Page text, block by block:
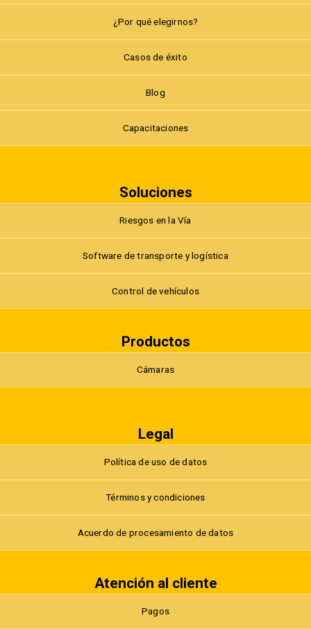
¿Por qué elegirnos?
Casos de éxito
Blog
Capacitaciones
Soluciones
Riesgos en la Vía
Software de transporte y logística
Control de vehículos
Productos
Cámaras
Legal
Política de uso de datos
Términos y condiciones
Acuerdo de procesamiento de datos
Atención al cliente
Pagos